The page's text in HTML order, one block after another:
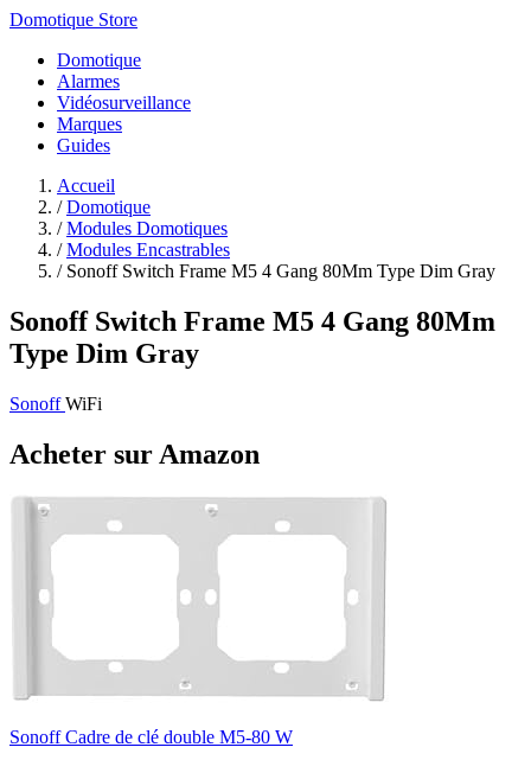
Domotique Store
Domotique
Alarmes
Vidéosurveillance
Marques
Guides
Accueil
/ Domotique
/ Modules Domotiques
/ Modules Encastrables
/ Sonoff Switch Frame M5 4 Gang 80Mm Type Dim Gray
Sonoff Switch Frame M5 4 Gang 80Mm
Type Dim Gray
SonoffWiFi
Acheter sur Amazon
Sonoff Cadre de clé double M5-80 W